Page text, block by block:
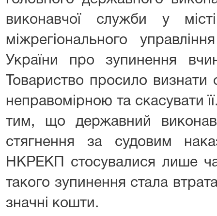
виконавчої служби у
міжрегіонального
України про зупинення
Товариство просило
неправомірною та скасувати
тим, що державний
стягнення за судовим
НКРЕКП стосувалися лише
такого зупинення стала
значні кошти.